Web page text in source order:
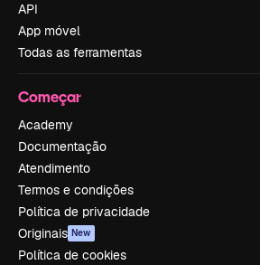
API
App móvel
Todas as ferramentas
Começar
Academy
Documentação
Atendimento
Termos e condições
Política de privacidade
Originais New
Política de cookies